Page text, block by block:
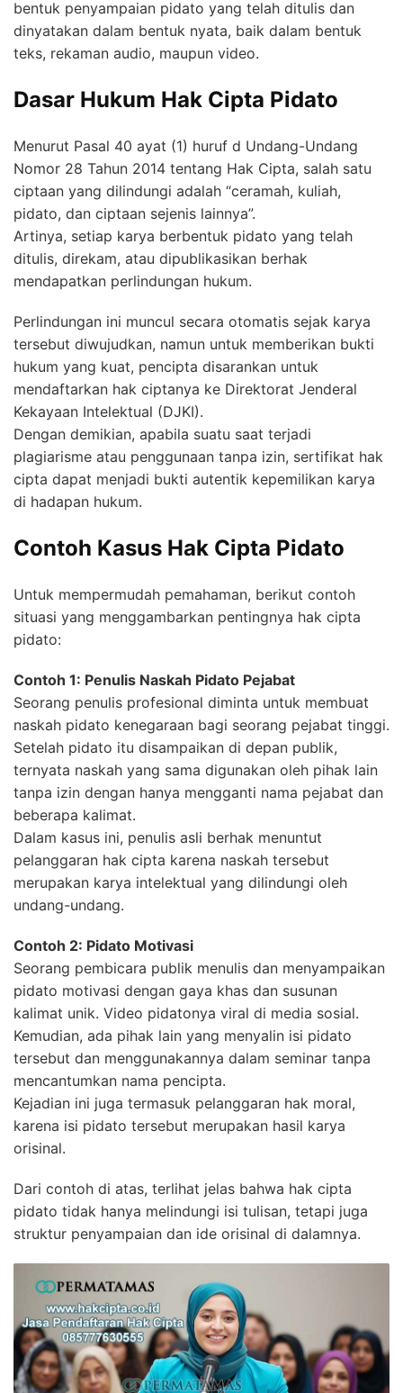
bentuk penyampaian pidato yang telah ditulis dan
dinyatakan dalam bentuk nyata, baik dalam bentuk
teks, rekaman audio, maupun video.
Dasar Hukum Hak Cipta Pidato
Menurut Pasal 40 ayat (1) huruf d Undang-Undang
Nomor 28 Tahun 2014 tentang Hak Cipta, salah satu
ciptaan yang dilindungi adalah “ceramah, kuliah,
pidato, dan ciptaan sejenis lainnya”.
Artinya, setiap karya berbentuk pidato yang telah
ditulis, direkam, atau dipublikasikan berhak
mendapatkan perlindungan hukum.
Perlindungan ini muncul secara otomatis sejak karya
tersebut diwujudkan, namun untuk memberikan bukti
hukum yang kuat, pencipta disarankan untuk
mendaftarkan hak ciptanya ke Direktorat Jenderal
Kekayaan Intelektual (DJKI).
Dengan demikian, apabila suatu saat terjadi
plagiarisme atau penggunaan tanpa izin, sertifikat hak
cipta dapat menjadi bukti autentik kepemilikan karya
di hadapan hukum.
Contoh Kasus Hak Cipta Pidato
Untuk mempermudah pemahaman, berikut contoh
situasi yang menggambarkan pentingnya hak cipta
pidato:
Contoh 1: Penulis Naskah Pidato Pejabat
Seorang penulis profesional diminta untuk membuat
naskah pidato kenegaraan bagi seorang pejabat tinggi.
Setelah pidato itu disampaikan di depan publik,
ternyata naskah yang sama digunakan oleh pihak lain
tanpa izin dengan hanya mengganti nama pejabat dan
beberapa kalimat.
Dalam kasus ini, penulis asli berhak menuntut
pelanggaran hak cipta karena naskah tersebut
merupakan karya intelektual yang dilindungi oleh
undang-undang.
Contoh 2: Pidato Motivasi
Seorang pembicara publik menulis dan menyampaikan
pidato motivasi dengan gaya khas dan susunan
kalimat unik. Video pidatonya viral di media sosial.
Kemudian, ada pihak lain yang menyalin isi pidato
tersebut dan menggunakannya dalam seminar tanpa
mencantumkan nama pencipta.
Kejadian ini juga termasuk pelanggaran hak moral,
karena isi pidato tersebut merupakan hasil karya
orisinal.
Dari contoh di atas, terlihat jelas bahwa hak cipta
pidato tidak hanya melindungi isi tulisan, tetapi juga
struktur penyampaian dan ide orisinal di dalamnya.